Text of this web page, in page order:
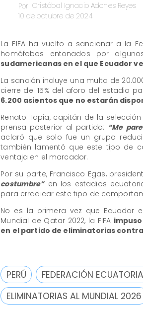
Cristóbal Ignacio Adones Reyes
Por
10 de octubre de 2024
La FIFA ha vuelto a sancionar a la
homófobos entonados por
sudamericanas en el que Ecuador
La sanción incluye una multa de
cierre del 15% del aforo del estadio
6.200 asientos que no estarán
Renato Tapia, capitán de la
prensa posterior al partido: “Me
aclaró que solo fue un grupo
también lamentó que este tipo de
ventaja en el marcador.
Por su parte, Francisco Egas,
costumbre”en los estadios
para erradicar este tipo de
No es la primera vez que Ecuador
Mundial de Qatar 2022, la FIFA
en el partido de eliminatorias
PERÚ FEDERACIÓN
ELIMINATORIAS AL MUNDIAL 2026